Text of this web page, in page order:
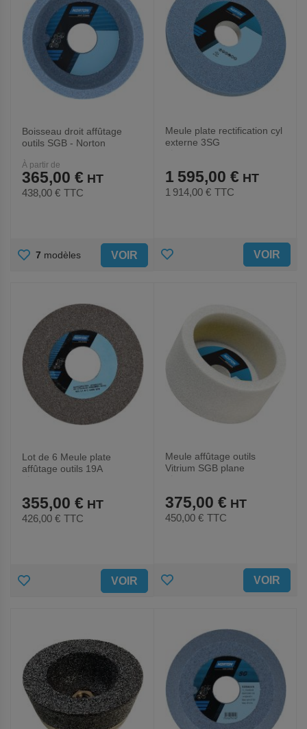
Boisseau droit affûtage
outils SGB - Norton
À partir de
365,00 €
438,00 € TTC
AJOUTER
FAVORIS
7 modèles VOIR
Meule plate rectification cyl
externe 3SG
1 595,00 €
1 914,00 € TTC
AJOUTER VOIR
Lot de 6 Meule plate
affûtage outils 19A
355,00 €
426,00 € TTC
AJOUTER VOIR
Meule affûtage outils
Vitrium SGB plane
375,00 €
450,00 € TTC
AJOUTER
FAVORIS
VOIR